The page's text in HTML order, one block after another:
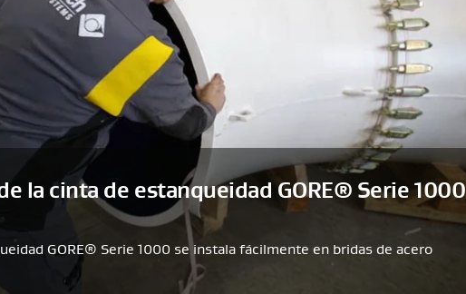
la cinta de estanqueidad GORE® Serie 1000
GORE® Serie 1000 se instala fácilmente en bridas de acero